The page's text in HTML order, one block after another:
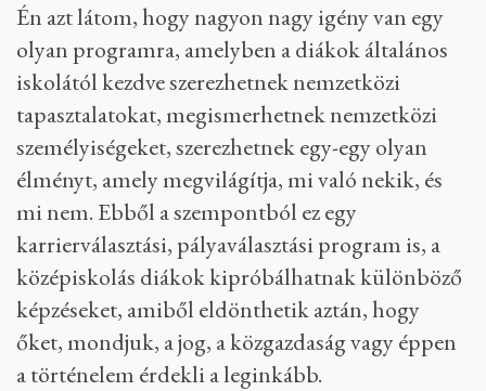
Én azt látom, hogy nagyon nagy igény van egy
olyan programra, amelyben a diákok általános
iskolától kezdve szerezhetnek nemzetközi
tapasztalatokat, megismerhetnek nemzetközi
személyiségeket, szerezhetnek egy-egy olyan
élményt, amely megvilágítja, mi való nekik, és
mi nem. Ebből a szempontból ez egy
karrierválasztási, pályaválasztási program is, a
középiskolás diákok kipróbálhatnak különböző
képzéseket, amiből eldönthetik aztán, hogy
őket, mondjuk, a jog, a közgazdaság vagy éppen
a történelem érdekli a leginkább.